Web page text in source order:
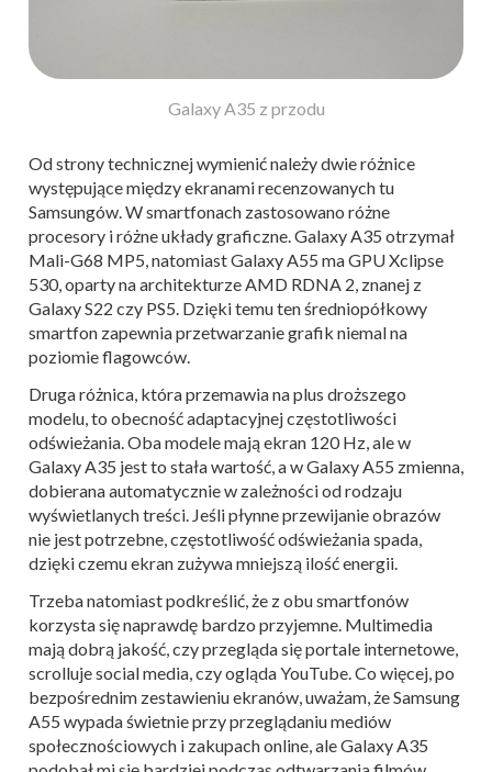
Galaxy A35 z przodu
Od strony technicznej wymienić należy dwie różnice
występujące między ekranami recenzowanych tu
Samsungów. W smartfonach zastosowano różne
procesory i różne układy graficzne. Galaxy A35 otrzymał
Mali-G68 MP5, natomiast Galaxy A55 ma GPU Xclipse
530, oparty na architekturze AMD RDNA 2, znanej z
Galaxy S22 czy PS5. Dzięki temu ten średniopółkowy
smartfon zapewnia przetwarzanie grafik niemal na
poziomie flagowców.
Druga różnica, która przemawia na plus droższego
modelu, to obecność adaptacyjnej częstotliwości
odświeżania. Oba modele mają ekran 120 Hz, ale w
Galaxy A35 jest to stała wartość, a w Galaxy A55 zmienna,
dobierana automatycznie w zależności od rodzaju
wyświetlanych treści. Jeśli płynne przewijanie obrazów
nie jest potrzebne, częstotliwość odświeżania spada,
dzięki czemu ekran zużywa mniejszą ilość energii.
Trzeba natomiast podkreślić, że z obu smartfonów
korzysta się naprawdę bardzo przyjemne. Multimedia
mają dobrą jakość, czy przegląda się portale internetowe,
scrolluje social media, czy ogląda YouTube. Co więcej, po
bezpośrednim zestawieniu ekranów, uważam, że Samsung
A55 wypada świetnie przy przeglądaniu mediów
społecznościowych i zakupach online, ale Galaxy A35